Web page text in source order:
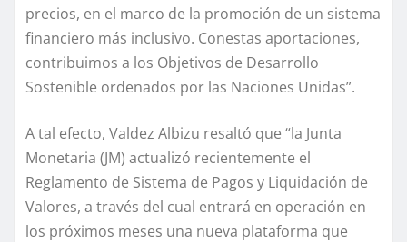
precios, en el marco de la promoción de un sistema
financiero más inclusivo. Conestas aportaciones,
contribuimos a los Objetivos de Desarrollo
Sostenible ordenados por las Naciones Unidas”.
A tal efecto, Valdez Albizu resaltó que “la Junta
Monetaria (JM) actualizó recientemente el
Reglamento de Sistema de Pagos y Liquidación de
Valores, a través del cual entrará en operación en
los próximos meses una nueva plataforma que